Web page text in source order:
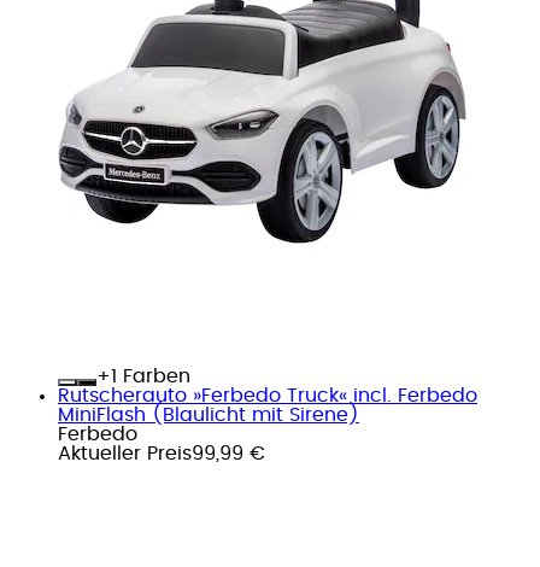
+
Farben
Rutscherauto »Ferbedo Truck« incl. Ferbedo
MiniFlash (Blaulicht mit Sirene)
Ferbedo
Aktueller Preis99,99 €